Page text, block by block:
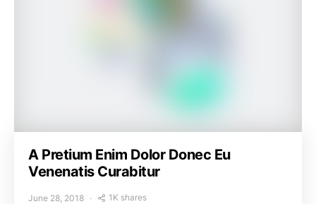
A Pretium Enim Dolor Donec Eu
Venenatis Curabitur
June 28, 2018 1K shares